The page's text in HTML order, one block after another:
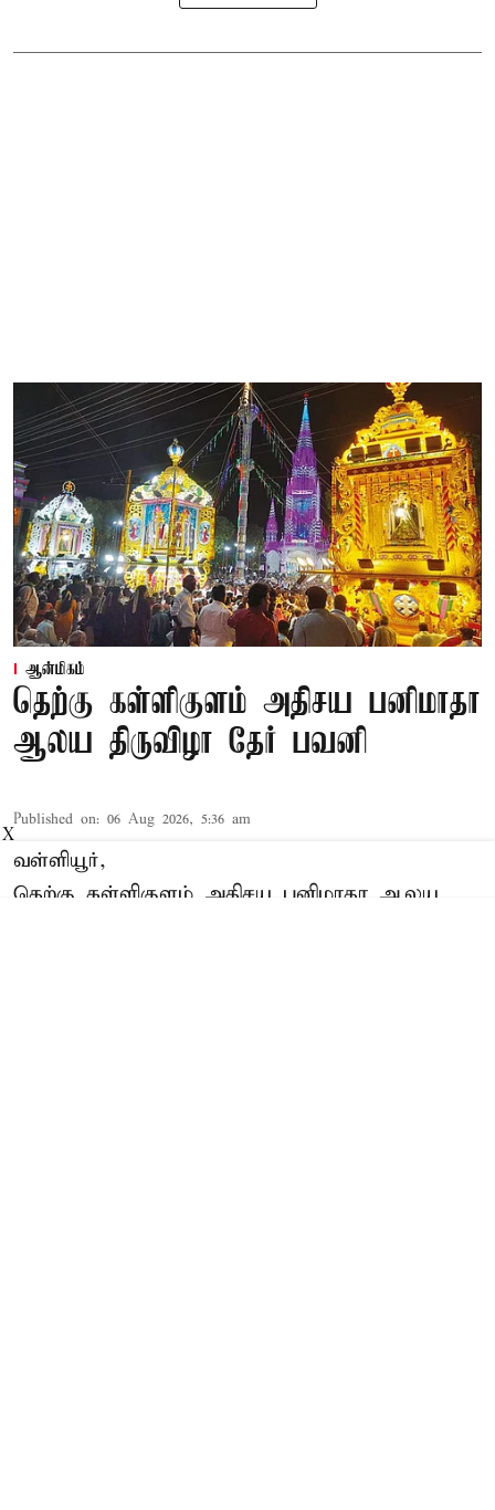
ஆன்மிகம்
தெற்கு கள்ளிகுளம் அதிசய பனிமாதா
ஆலய திருவிழா தேர் பவனி
Published on: 06 Aug 2026, 5:36 am
வள்ளியூர்,
தெற்கு கள்ளிகுளம் அதிசய பனிமாதா ஆலய
X